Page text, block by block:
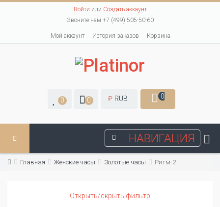
Войти или Создать аккаунт
Звоните нам +7 (499) 505-50-60
Мой аккаунт История заказов Корзина
0 0 ₽ RUB 0
НАВИГАЦИЯ
Главная Женские часы Золотые часы Ритм-2
Открыть/скрыть фильтр